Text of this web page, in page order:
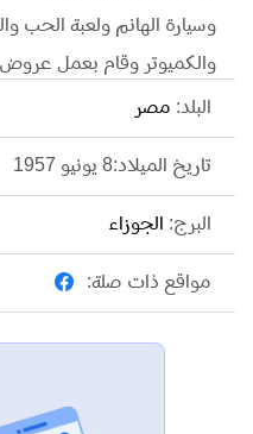
وسيارة الهانم ولعبة الحب
والكميوتر وقام بعمل
المهرجانات الفنية بدولة
مسرحية وجهة نظر لتونس
وصعيدى ولابحيرى انتاج
راديو تليفزيون العرب ومن
اين هم الان) مع المذيعة
تحسم بعد) مع الاعلامية
البلد: مصر
تاريخ الميلاد:8 يونيو 1957
البرج: الجوزاء
مواقع ذات صلة: